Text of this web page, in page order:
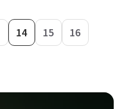
14 15 16